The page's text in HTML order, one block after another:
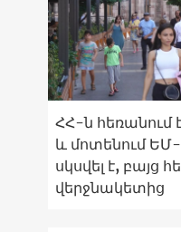
ՀՀ-ն հեռանում
և մոտենում
սկսվել է, բայց
վերջնակետից